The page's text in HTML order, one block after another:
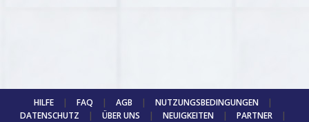
HILFE | FAQ | AGB | NUTZUNGSBEDINGUNGEN
|
DATENSCHUTZ
| ÜBER UNS | NEUIGKEITEN | PARTNER
|